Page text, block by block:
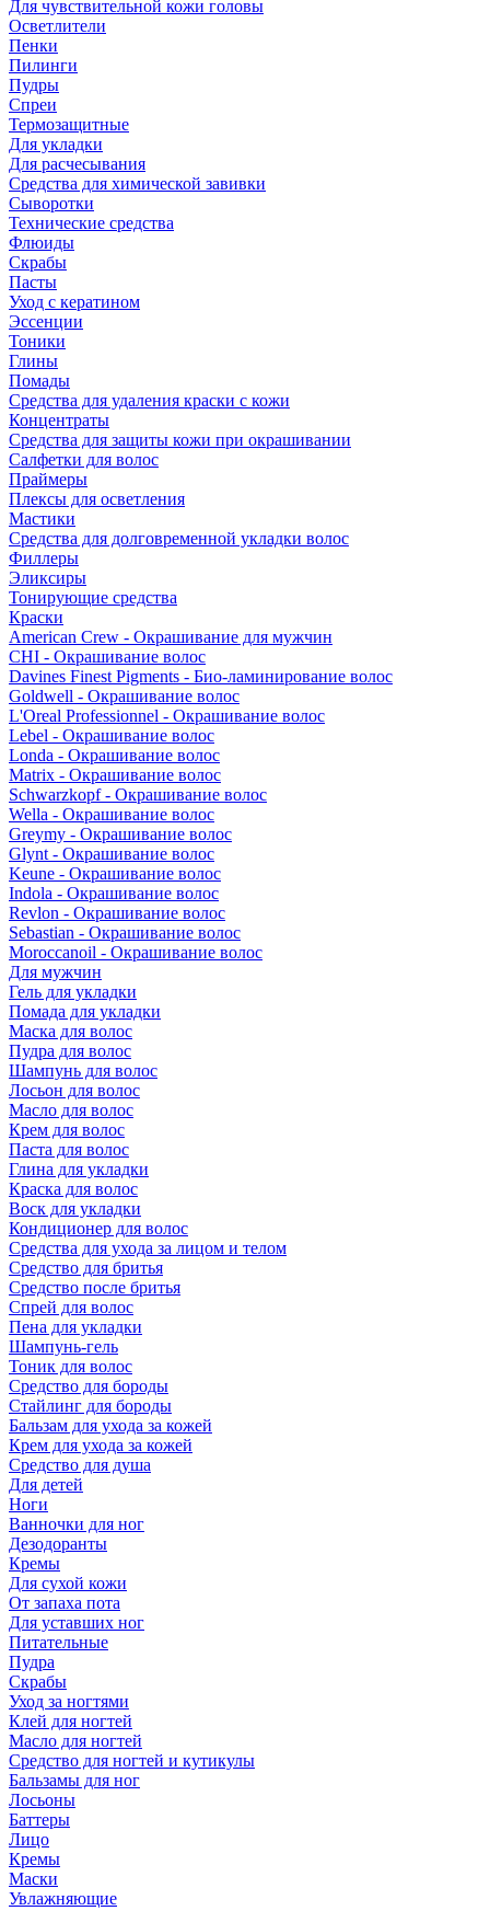
Для чувствительной кожи головы
Осветлители
Пенки
Пилинги
Пудры
Спреи
Термозащитные
Для укладки
Для расчесывания
Средства для химической завивки
Сыворотки
Технические средства
Флюиды
Скрабы
Пасты
Уход с кератином
Эссенции
Тоники
Глины
Помады
Средства для удаления краски с кожи
Концентраты
Средства для защиты кожи при окрашивании
Салфетки для волос
Праймеры
Плексы для осветления
Мастики
Средства для долговременной укладки волос
Филлеры
Эликсиры
Тонирующие средства
Краски
American Crew - Окрашивание для мужчин
CHI - Окрашивание волос
Davines Finest Pigments - Био-ламинирование волос
Goldwell - Окрашивание волос
L'Oreal Professionnel - Окрашивание волос
Lebel - Окрашивание волос
Londa - Окрашивание волос
Matrix - Окрашивание волос
Schwarzkopf - Окрашивание волос
Wella - Окрашивание волос
Greymy - Окрашивание волос
Glynt - Окрашивание волос
Keune - Окрашивание волос
Indola - Окрашивание волос
Revlon - Окрашивание волос
Sebastian - Окрашивание волос
Moroccanoil - Окрашивание волос
Для мужчин
Гель для укладки
Помада для укладки
Маска для волос
Пудра для волос
Шампунь для волос
Лосьон для волос
Масло для волос
Крем для волос
Паста для волос
Глина для укладки
Краска для волос
Воск для укладки
Кондиционер для волос
Средства для ухода за лицом и телом
Средство для бритья
Средство после бритья
Спрей для волос
Пена для укладки
Шампунь-гель
Тоник для волос
Средство для бороды
Стайлинг для бороды
Бальзам для ухода за кожей
Крем для ухода за кожей
Средство для душа
Для детей
Ноги
Ванночки для ног
Дезодоранты
Кремы
Для сухой кожи
От запаха пота
Для уставших ног
Питательные
Пудра
Скрабы
Уход за ногтями
Клей для ногтей
Масло для ногтей
Средство для ногтей и кутикулы
Бальзамы для ног
Лосьоны
Баттеры
Лицо
Кремы
Маски
Увлажняющие